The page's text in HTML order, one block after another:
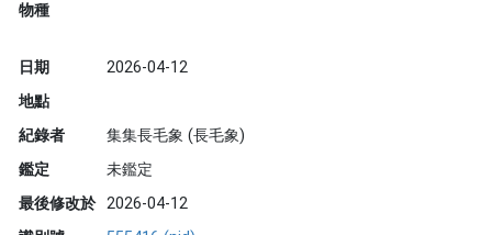
物種
日期
2026-04-12
地點
紀錄者
集集長毛象 (長毛象)
鑑定
未鑑定
最後修改於 2026-04-12